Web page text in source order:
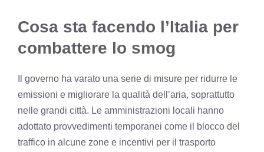
Cosa sta facendo l’Italia per
combattere lo smog
Il governo ha varato una serie di misure per ridurre le
emissioni e migliorare la qualità dell’aria, soprattutto
nelle grandi città. Le amministrazioni locali hanno
adottato provvedimenti temporanei come il blocco del
traffico in alcune zone e incentivi per il trasporto